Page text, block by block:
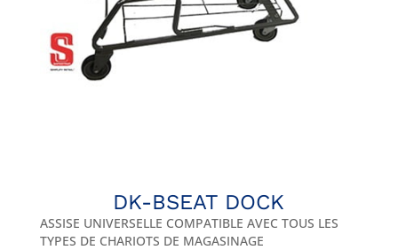
DK-BSEAT DOCK
ASSISE UNIVERSELLE COMPATIBLE AVEC TOUS LES
TYPES DE CHARIOTS DE MAGASINAGE